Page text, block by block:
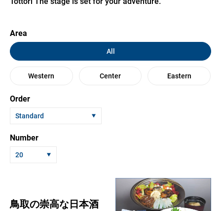
Area
All
Western Center Eastern
Order
Standard
Number
20
鳥取の崇高な日本酒